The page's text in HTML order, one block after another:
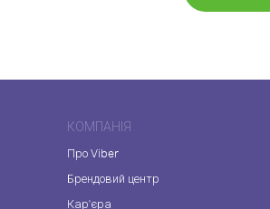
КОМПАНІЯ
Про Viber
Брендовий центр
Кар'єра